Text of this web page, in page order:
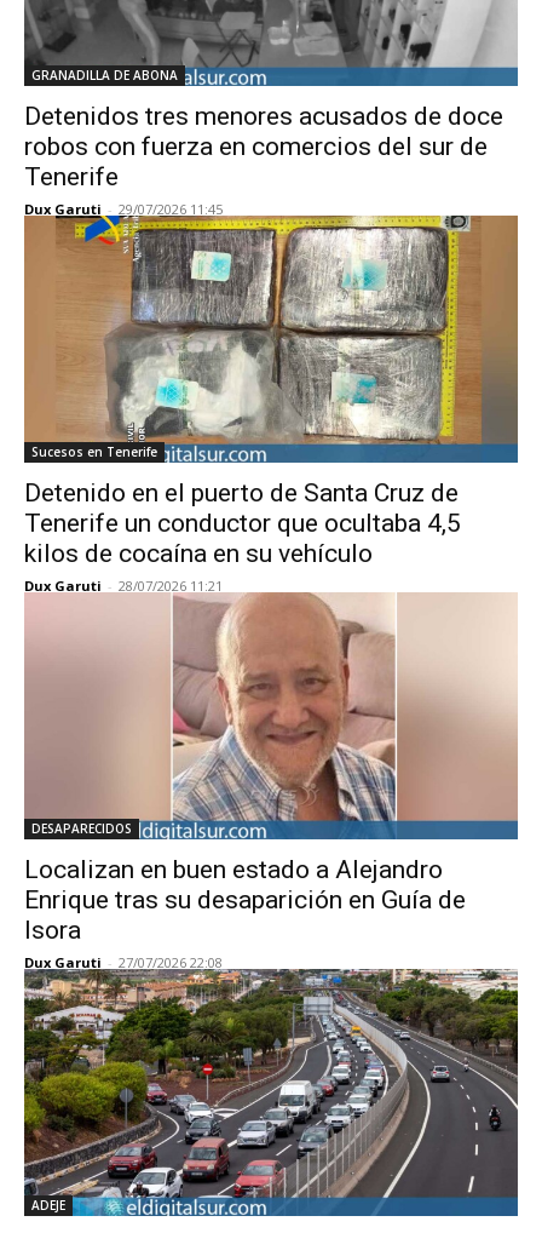
GRANADILLA DE ABONA
Detenidos tres menores acusados de doce
robos con fuerza en comercios del sur de
Tenerife
Dux Garuti - 29/07/2026 11:45
Sucesos en Tenerife
Detenido en el puerto de Santa Cruz de
Tenerife un conductor que ocultaba 4,5
kilos de cocaína en su vehículo
Dux Garuti - 28/07/2026 11:21
DESAPARECIDOS
Localizan en buen estado a Alejandro
Enrique tras su desaparición en Guía de
Isora
Dux Garuti - 27/07/2026 22:08
ADEJE